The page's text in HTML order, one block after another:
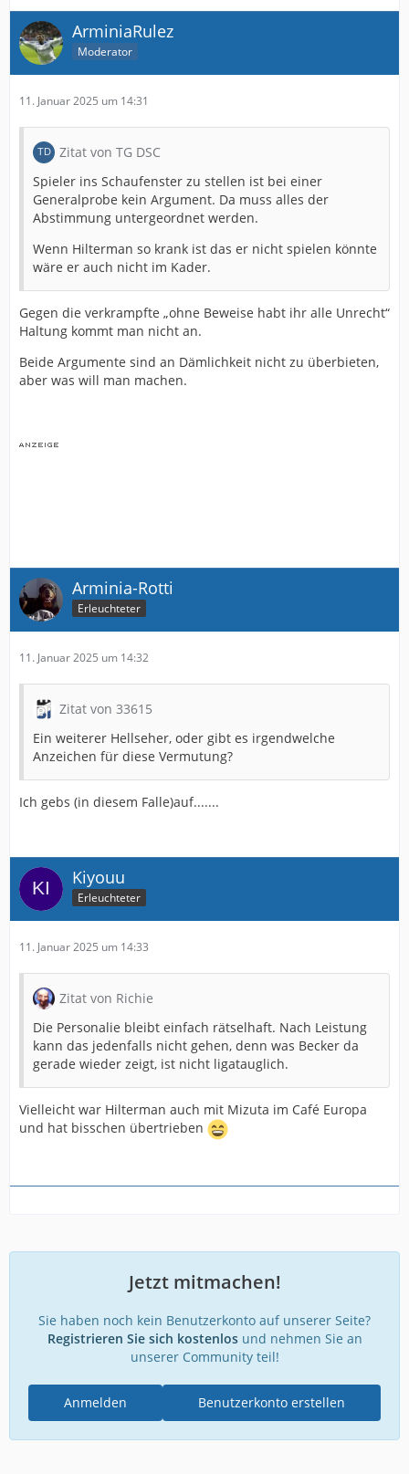
ArminiaRulez
Moderator
11. Januar 2025 um 14:31
Zitat von TG DSC
Spieler ins Schaufenster zu stellen ist bei einer
Generalprobe kein Argument. Da muss alles der
Abstimmung untergeordnet werden.
Wenn Hilterman so krank ist das er nicht spielen könnte
wäre er auch nicht im Kader.
Gegen die verkrampfte „ohne Beweise habt ihr alle Unrecht“
Haltung kommt man nicht an.
Beide Argumente sind an Dämlichkeit nicht zu überbieten,
aber was will man machen.
Arminia-Rotti
Erleuchteter
11. Januar 2025 um 14:32
Zitat von 33615
Ein weiterer Hellseher, oder gibt es irgendwelche
Anzeichen für diese Vermutung?
Ich gebs (in diesem Falle)auf.......
Kiyouu
Erleuchteter
11. Januar 2025 um 14:33
Zitat von Richie
Die Personalie bleibt einfach rätselhaft. Nach Leistung
kann das jedenfalls nicht gehen, denn was Becker da
gerade wieder zeigt, ist nicht ligatauglich.
Vielleicht war Hilterman auch mit Mizuta im Café Europa
und hat bisschen übertrieben
Jetzt mitmachen!
Sie haben noch kein Benutzerkonto auf unserer Seite?
Registrieren Sie sich kostenlosund nehmen Sie an
unserer Community teil!
Benutzerkonto erstellen
Anmelden